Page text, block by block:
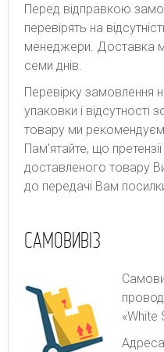
Перед відправкою
перевірять на
менеджери. Доставка
семи днів.
Перевірку замовлення
упаковки і відсутності
товару ми
Пам'ятайте, що
доставленого товару
до передачі Вам
САМОВИВІЗ
«White